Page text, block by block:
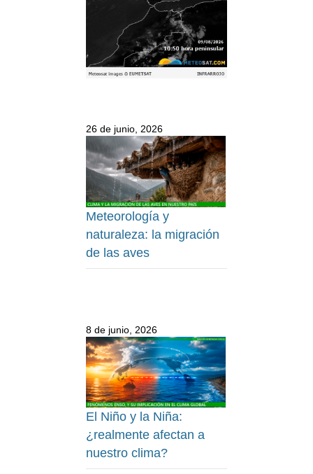
26 de junio, 2026
Meteorología y
naturaleza: la migración
de las aves
8 de junio, 2026
El Niño y la Niña:
¿realmente afectan a
nuestro clima?